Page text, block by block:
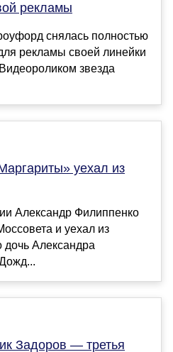
рекламы
снялась полностью
рекламы своей линейки
звезда
уехал из
Александр Филиппенко
и уехал из
дочь Александра
Задоров — третья